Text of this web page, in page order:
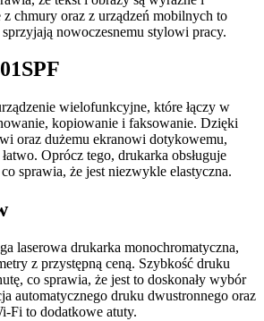
chmury oraz z urządzeń mobilnych to
nowoczesnemu stylowi pracy.
wielofunkcyjne, które łączy w
kopiowanie i faksowanie. Dzięki
oraz dużemu ekranowi dotykowemu,
Oprócz tego, drukarka obsługuje
sprawia, że jest niezwykle elastyczna.
laserowa drukarka monochromatyczna,
z przystępną ceną. Szybkość druku
co sprawia, że jest to doskonały wybór
automatycznego druku dwustronnego oraz
Fi to dodatkowe atuty.